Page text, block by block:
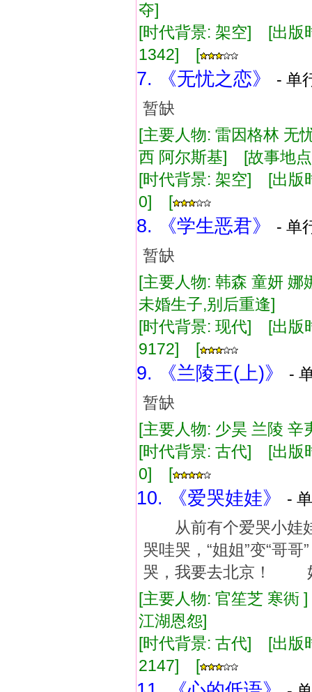
夺]
[时代背景: 架空] [出
1342] [
7. 《无忧之恋》
- 单
暂缺
[主要人物: 雷因格林 无
西 阿尔斯基] [故事地
[时代背景: 架空] [出
0] [
8. 《学生恶君》
- 单
暂缺
[主要人物: 韩森 童妍
未婚生子,别后重逢]
[时代背景: 现代] [出
9172] [
9. 《兰陵王(上)》
-
暂缺
[主要人物: 少昊 兰陵
[时代背景: 古代] [出
0] [
10. 《爱哭娃娃》
-
从前有个爱哭小娃
哭哇哭，“姐姐”变“
哭，我要去北京！
[主要人物: 官笙芝 寒
江湖恩怨]
[时代背景: 古代] [出
2147] [